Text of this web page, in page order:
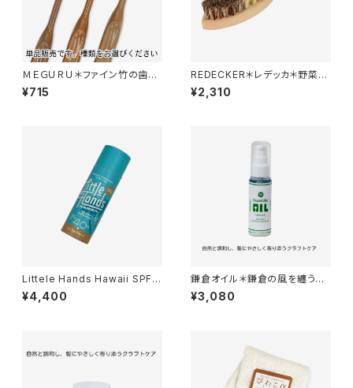
ＭＥＧＵＲＵ＊ファイン竹の歯ブ
ラシ 全3種＊化学物質過敏症/ヴ
ィーガン/生分解性
¥715
REDECKER＊レデッカ＊野菜洗
い用＊ベジタブルブラシ＊フィッ
シュ型＊
¥2,310
Littele Hands Hawaii SPF4
0＋＊スティックタイプ27ｇ＊２
タイプ（クリア、ベージュ）
¥4,400
鎌倉オイル＊鎌倉の風を纏う植
物オイルの恵み＊人工香料不使
用＊30ml
¥3,080